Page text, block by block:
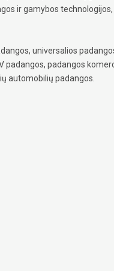
ir gamybos
universalios
padangos, padangos
automobilių padangos.